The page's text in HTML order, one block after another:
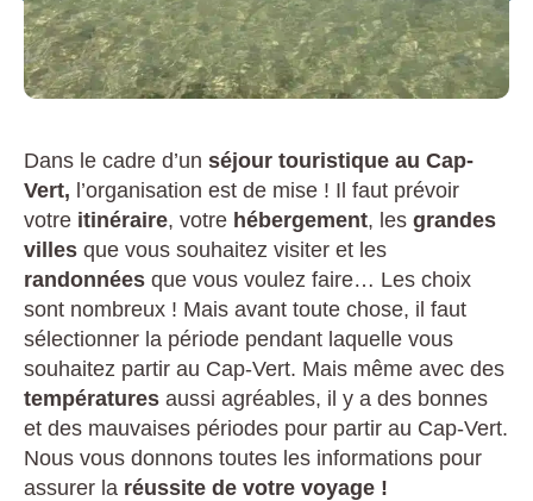
Dans le cadre d’un séjour touristique au Cap-
Vert, l’organisation est de mise ! Il faut prévoir
votre itinéraire, votre hébergement, les grandes
villes que vous souhaitez visiter et les
randonnées que vous voulez faire… Les choix
sont nombreux ! Mais avant toute chose, il faut
sélectionner la période pendant laquelle vous
souhaitez partir au Cap-Vert. Mais même avec des
températures aussi agréables, il y a des bonnes
et des mauvaises périodes pour partir au Cap-Vert.
Nous vous donnons toutes les informations pour
assurer la réussite de votre voyage !